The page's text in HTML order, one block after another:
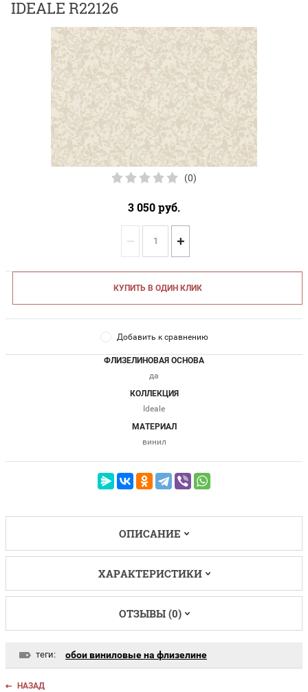
IDEALE R22126
(0)
3 050руб.
− +
КУПИТЬ В ОДИН КЛИК
Добавить к сравнению
ФЛИЗЕЛИНОВАЯ ОСНОВА
да
КОЛЛЕКЦИЯ
Ideale
МАТЕРИАЛ
винил
ОПИСАНИЕ
ХАРАКТЕРИСТИКИ
ОТЗЫВЫ (0)
теги: обои виниловые на флизелине
НАЗАД